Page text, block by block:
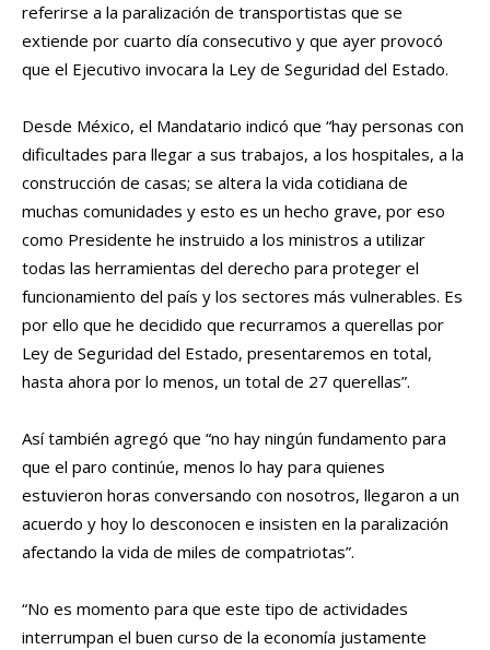
referirse a la paralización de transportistas que se
extiende por cuarto día consecutivo y que ayer provocó
que el Ejecutivo invocara la Ley de Seguridad del Estado.
Desde México, el Mandatario indicó que “hay personas con
dificultades para llegar a sus trabajos, a los hospitales, a la
construcción de casas; se altera la vida cotidiana de
muchas comunidades y esto es un hecho grave, por eso
como Presidente he instruido a los ministros a utilizar
todas las herramientas del derecho para proteger el
funcionamiento del país y los sectores más vulnerables. Es
por ello que he decidido que recurramos a querellas por
Ley de Seguridad del Estado, presentaremos en total,
hasta ahora por lo menos, un total de 27 querellas”.
Así también agregó que “no hay ningún fundamento para
que el paro continúe, menos lo hay para quienes
estuvieron horas conversando con nosotros, llegaron a un
acuerdo y hoy lo desconocen e insisten en la paralización
afectando la vida de miles de compatriotas”.
“No es momento para que este tipo de actividades
interrumpan el buen curso de la economía justamente